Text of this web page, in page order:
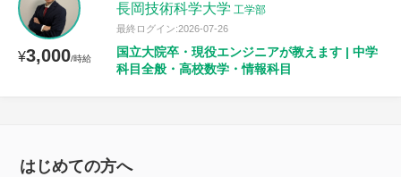
¥3,000/時給
長岡技術科学大学 工学部
最終ログイン:2026-07-26
国立大院卒・現役エンジニアが教えます | 中学
科目全般・高校数学・情報科目
はじめての方へ